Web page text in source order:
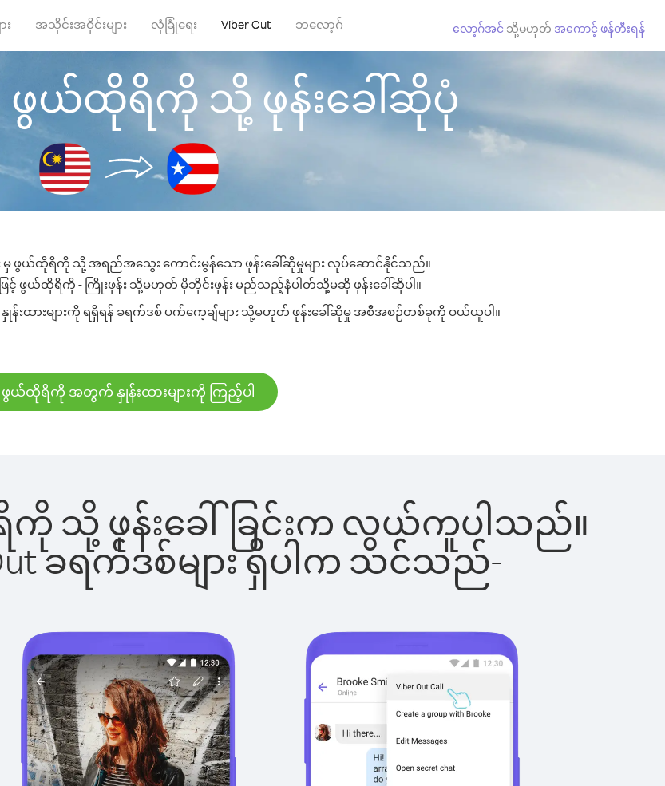
း အသိုင်းအဝိုင်းများ လုံခြုံရေး Viber Out ဘလော့ဂ် လော့ဂ်အင် သို့မဟုတ် အကောင့် ဖန်တီးရန်
ဖွယ်ထိုရိကို သို့ ဖုန်းခေါ်ဆိုပုံ
း မှ ဖွယ်ထိုရိကို သို့ အရည်အသွေး ကောင်းမွန်သော ဖုန်းခေါ်ဆိုမှုများ လုပ်ဆောင်နိုင်သည်။
ြင့် ဖွယ်ထိုရိကို - ကြိုးဖုန်း သို့မဟုတ် မိုဘိုင်းဖုန်း မည်သည့်နံပါတ်သို့မဆို ဖုန်းခေါ်ဆိုပါ။
ားများကို ရရှိရန် ခရက်ဒစ် ပက်ကေ့ချ်များ သို့မဟုတ် ဖုန်းခေါ်ဆိုမှု အစီအစဉ်တစ်ခုကို ဝယ်ယူပါ။
ဖွယ်ထိုရိကို အတွက် နှုန်းထားများကို ကြည့်ပါ
ရိကို သို့ ဖုန်းခေါ်ခြင်းက လွယ်ကူပါသည်။
ခရက်ဒစ်များ ရှိပါက သင်သည်-